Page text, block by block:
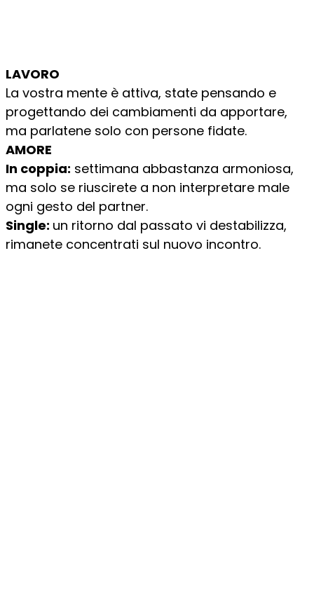
LAVORO
La vostra mente è attiva, state pensando e
progettando dei cambiamenti da apportare,
ma parlatene solo con persone fidate.
AMORE
In coppia: settimana abbastanza armoniosa,
ma solo se riuscirete a non interpretare male
ogni gesto del partner.
Single: un ritorno dal passato vi destabilizza,
rimanete concentrati sul nuovo incontro.